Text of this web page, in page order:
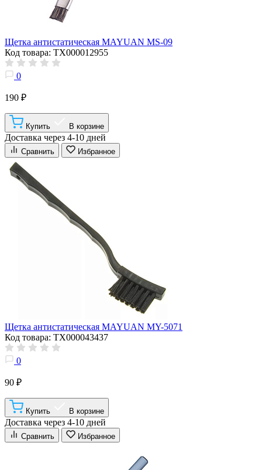
Щетка антистатическая MAYUAN MS-09
Код товара: ТХ000012955
0
190 ₽
Купить В корзине
Доставка через 4-10 дней
Сравнить Избранное
Щетка антистатическая MAYUAN MY-5071
Код товара: ТХ000043437
0
90 ₽
Купить В корзине
Доставка через 4-10 дней
Сравнить Избранное